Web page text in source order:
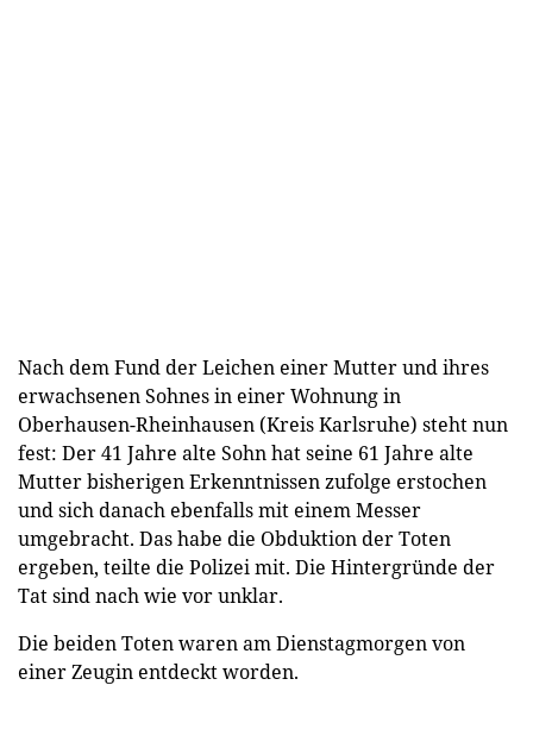
Nach dem Fund der Leichen einer Mutter und ihres
erwachsenen Sohnes in einer Wohnung in
Oberhausen-Rheinhausen (Kreis Karlsruhe) steht nun
fest: Der 41 Jahre alte Sohn hat seine 61 Jahre alte
Mutter bisherigen Erkenntnissen zufolge erstochen
und sich danach ebenfalls mit einem Messer
umgebracht. Das habe die Obduktion der Toten
ergeben, teilte die Polizei mit. Die Hintergründe der
Tat sind nach wie vor unklar.
Die beiden Toten waren am Dienstagmorgen von
einer Zeugin entdeckt worden.